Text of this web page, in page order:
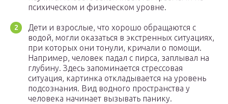
психическом и физическом уровне.
Дети и взрослые, что хорошо обращаются с
водой, могли оказаться в экстренных ситуациях,
при которых они тонули, кричали о помощи.
Например, человек падал с пирса, заплывал на
глубину. Здесь запоминается стрессовая
ситуация, картинка откладывается на уровень
подсознания. Вид водного пространства у
человека начинает вызывать панику.